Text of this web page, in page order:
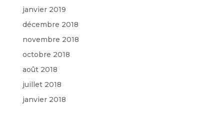
janvier 2019
décembre 2018
novembre 2018
octobre 2018
août 2018
juillet 2018
janvier 2018